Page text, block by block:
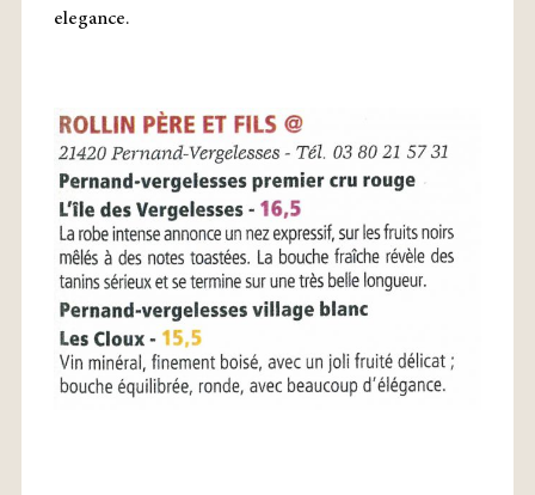
elegance.